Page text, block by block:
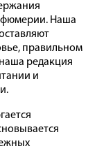
Наша
правильном
редакция
и